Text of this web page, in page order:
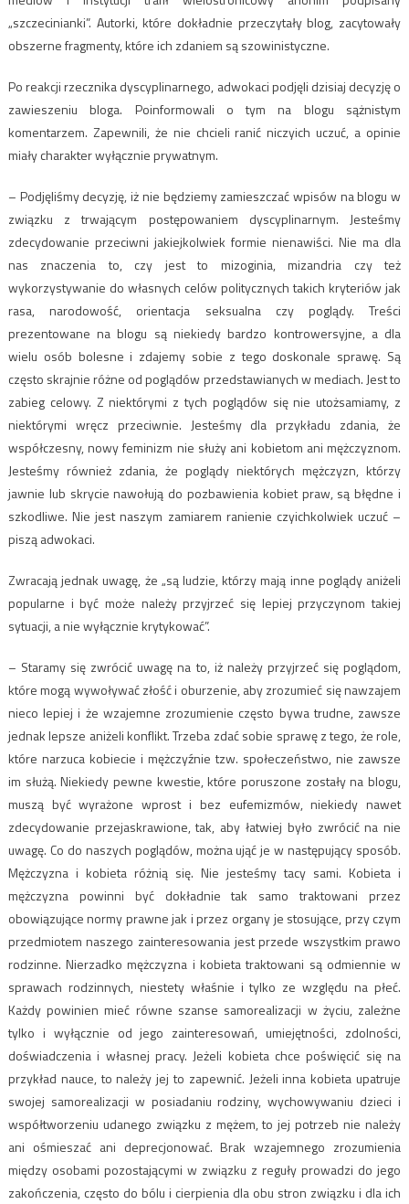
„szczecinianki”. Autorki, które dokładnie przeczytały blog, zacytowały
obszerne fragmenty, które ich zdaniem są szowinistyczne.
Po reakcji rzecznika dyscyplinarnego, adwokaci podjęli dzisiaj decyzję o
zawieszeniu bloga. Poinformowali o tym na blogu sążnistym
komentarzem. Zapewnili, że nie chcieli ranić niczyich uczuć, a opinie
miały charakter wyłącznie prywatnym.
– Podjęliśmy decyzję, iż nie będziemy zamieszczać wpisów na blogu w
związku z trwającym postępowaniem dyscyplinarnym. Jesteśmy
zdecydowanie przeciwni jakiejkolwiek formie nienawiści. Nie ma dla
nas znaczenia to, czy jest to mizoginia, mizandria czy też
wykorzystywanie do własnych celów politycznych takich kryteriów jak
rasa, narodowość, orientacja seksualna czy poglądy. Treści
prezentowane na blogu są niekiedy bardzo kontrowersyjne, a dla
wielu osób bolesne i zdajemy sobie z tego doskonale sprawę. Są
często skrajnie różne od poglądów przedstawianych w mediach. Jest to
zabieg celowy. Z niektórymi z tych poglądów się nie utożsamiamy, z
niektórymi wręcz przeciwnie. Jesteśmy dla przykładu zdania, że
współczesny, nowy feminizm nie służy ani kobietom ani mężczyznom.
Jesteśmy również zdania, że poglądy niektórych mężczyzn, którzy
jawnie lub skrycie nawołują do pozbawienia kobiet praw, są błędne i
szkodliwe. Nie jest naszym zamiarem ranienie czyichkolwiek uczuć –
piszą adwokaci.
Zwracają jednak uwagę, że „są ludzie, którzy mają inne poglądy aniżeli
popularne i być może należy przyjrzeć się lepiej przyczynom takiej
sytuacji, a nie wyłącznie krytykować”.
– Staramy się zwrócić uwagę na to, iż należy przyjrzeć się poglądom,
które mogą wywoływać złość i oburzenie, aby zrozumieć się nawzajem
nieco lepiej i że wzajemne zrozumienie często bywa trudne, zawsze
jednak lepsze aniżeli konflikt. Trzeba zdać sobie sprawę z tego, że role,
które narzuca kobiecie i mężczyźnie tzw. społeczeństwo, nie zawsze
im służą. Niekiedy pewne kwestie, które poruszone zostały na blogu,
muszą być wyrażone wprost i bez eufemizmów, niekiedy nawet
zdecydowanie przejaskrawione, tak, aby łatwiej było zwrócić na nie
uwagę. Co do naszych poglądów, można ująć je w następujący sposób.
Mężczyzna i kobieta różnią się. Nie jesteśmy tacy sami. Kobieta i
mężczyzna powinni być dokładnie tak samo traktowani przez
obowiązujące normy prawne jak i przez organy je stosujące, przy czym
przedmiotem naszego zainteresowania jest przede wszystkim prawo
rodzinne. Nierzadko mężczyzna i kobieta traktowani są odmiennie w
sprawach rodzinnych, niestety właśnie i tylko ze względu na płeć.
Każdy powinien mieć równe szanse samorealizacji w życiu, zależne
tylko i wyłącznie od jego zainteresowań, umiejętności, zdolności,
doświadczenia i własnej pracy. Jeżeli kobieta chce poświęcić się na
przykład nauce, to należy jej to zapewnić. Jeżeli inna kobieta upatruje
swojej samorealizacji w posiadaniu rodziny, wychowywaniu dzieci i
współtworzeniu udanego związku z mężem, to jej potrzeb nie należy
ani ośmieszać ani deprecjonować. Brak wzajemnego zrozumienia
między osobami pozostającymi w związku z reguły prowadzi do jego
zakończenia, często do bólu i cierpienia dla obu stron związku i dla ich